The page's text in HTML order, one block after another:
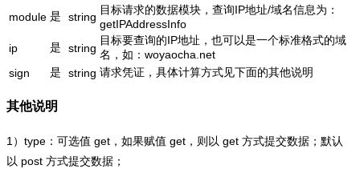
module 是 string
目标请求的数据模块，查询IP地址/域名信息为：
getIPAddressInfo
ip
是 string
目标要查询的IP地址，也可以是一个标准格式的域
名，如：woyaocha.net
sign
是 string 请求凭证，具体计算方式见下面的其他说明
其他说明
1）type：可选值 get，如果赋值 get，则以 get 方式提交数据；默认
以 post 方式提交数据；